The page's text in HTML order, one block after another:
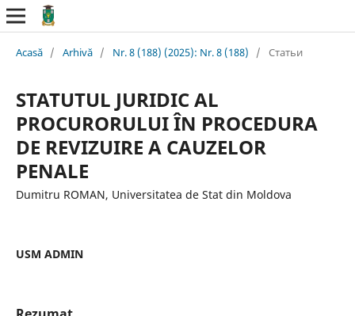
Acasă / Arhivă / Nr. 8 (188) (2025): Nr. 8 (188) / Статьи
STATUTUL JURIDIC AL
PROCURORULUI ÎN PROCEDURA
DE REVIZUIRE A CAUZELOR
PENALE
Dumitru ROMAN, Universitatea de Stat din Moldova
USM ADMIN